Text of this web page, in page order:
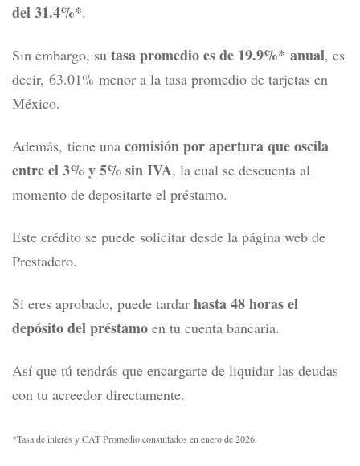
del 31.4%*.
Sin embargo, su tasa promedio es de 19.9%* anual, es
decir, 63.01% menor a la tasa promedio de tarjetas en
México.
Además, tiene una comisión por apertura que oscila
entre el 3% y 5% sin IVA, la cual se descuenta al
momento de depositarte el préstamo.
Este crédito se puede solicitar desde la página web de
Prestadero.
Si eres aprobado, puede tardar hasta 48 horas el
depósito del préstamo en tu cuenta bancaria.
Así que tú tendrás que encargarte de liquidar las deudas
con tu acreedor directamente.
*Tasa de interés y CAT Promedio consultados en enero de 2026.